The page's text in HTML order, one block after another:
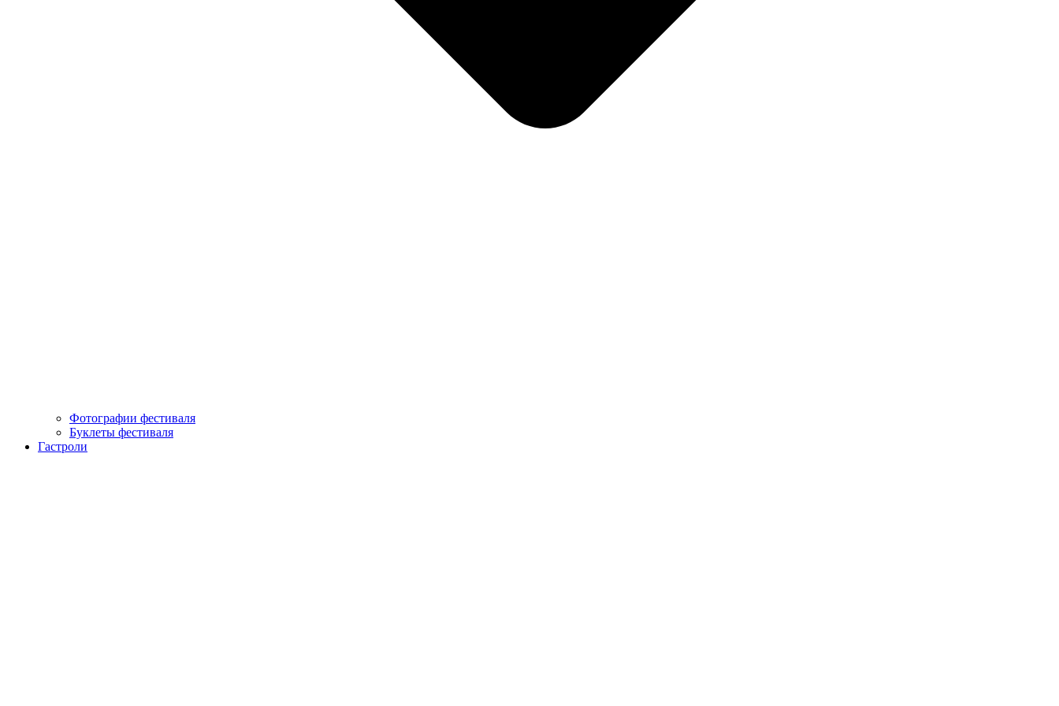
Фотографии фестиваля
Буклеты фестиваля
Гастроли